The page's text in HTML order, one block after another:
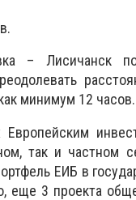
– Лисичанск
минимум 12 часов.
так и частном
ЕИБ в
еще 3 проекта